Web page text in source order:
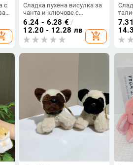
с
Сладка пухена висулка за
чанта и ключове с
Снорлакс
6.24 - 6.28 € /
12.20 - 12.28 лв
add_shopping_cart
и